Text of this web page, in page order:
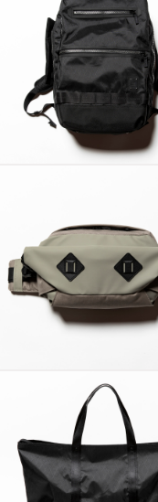
X-Pac™ “RAD” x
master-piece
PVC Canvas